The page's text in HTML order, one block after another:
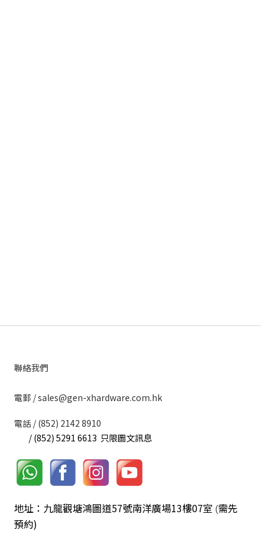
聯絡我們
​電郵 / sales@gen-xhardware.com.hk
電話 / (852) 2142 8910
/ (852) 5291 6613 只限圖文訊息
地址：九龍觀塘鴻圖道57號南洋廣場13樓07室 (需先
預約)